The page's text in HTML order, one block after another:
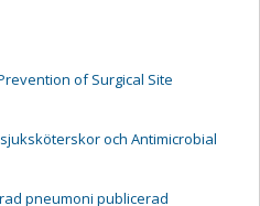
of Surgical Site
och Antimicrobial
pneumoni publicerad